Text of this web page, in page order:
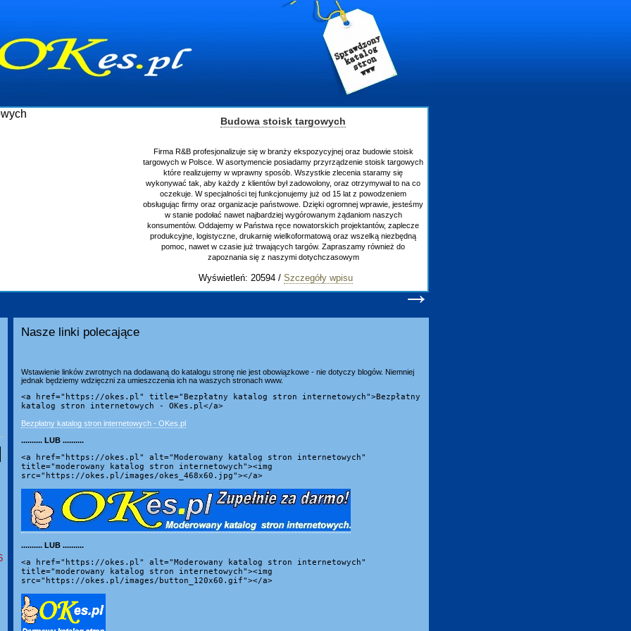
Budowa stoisk targowych
Firma R&B profesjonalizuje się w branży ekspozycyjnej oraz budowie stoisk
targowych w Polsce. W asortymencie posiadamy przyrządzenie stoisk targowych
które realizujemy w wprawny sposób. Wszystkie zlecenia staramy się
wykonywać tak, aby każdy z klientów był zadowolony, oraz otrzymywał to na co
oczekuje. W specjalności tej funkcjonujemy już od 15 lat z powodzeniem
obsługując firmy oraz organizacje państwowe. Dzięki ogromnej wprawie, jesteśmy
w stanie podołać nawet najbardziej wygórowanym żądaniom naszych
konsumentów. Oddajemy w Państwa ręce nowatorskich projektantów, zaplecze
produkcyjne, logistyczne, drukarnię wielkoformatową oraz wszelką niezbędną
pomoc, nawet w czasie już trwających targów. Zapraszamy również do
zapoznania się z naszymi dotychczasowym
Wyświetleń: 20594 / Szczegóły wpisu
→
Nasze linki polecające
Wstawienie linków zwrotnych na dodawaną do katalogu stronę nie jest obowiązkowe - nie dotyczy blogów. Niemniej
jednak będziemy wdzięczni za umieszczenia ich na waszych stronach www.
<a href="https://okes.pl" title="Bezpłatny katalog stron internetowych">Bezpłatny
katalog stron internetowych - OKes.pl</a>
Bezpłatny katalog stron internetowych - OKes.pl
.......... LUB ..........
<a href="https://okes.pl" alt="Moderowany katalog stron internetowych"
title="moderowany katalog stron internetowych"><img
src="https://okes.pl/images/okes_468x60.jpg"></a>
.......... LUB ..........
<a href="https://okes.pl" alt="Moderowany katalog stron internetowych"
title="moderowany katalog stron internetowych"><img
src="https://okes.pl/images/button_120x60.gif"></a>